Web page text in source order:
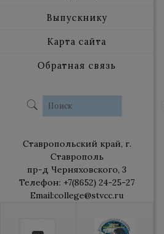
Выпускнику
Карта сайта
Обратная связь
Ставропольский край, г.
Ставрополь
пр-д Черняховского, 3
Телефон: +7(8652) 24-25-27
Email:college@stvcc.ru